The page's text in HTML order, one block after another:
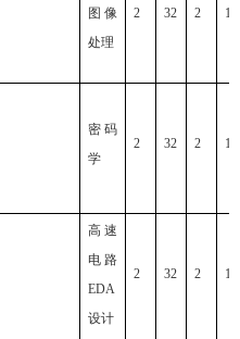
图像
处理
2 32 2 1
密码
学
2 32 2 1
高速
电路
EDA
设计
2 32 2 1